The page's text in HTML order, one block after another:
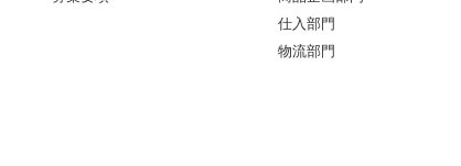
仕入部門
物流部門